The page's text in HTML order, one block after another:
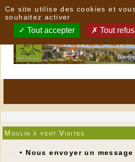
Moulin à vent Visites
• Nous envoyer un message
Ce site utilise des cookies et
souhaitez activer
Tout accepter Tout